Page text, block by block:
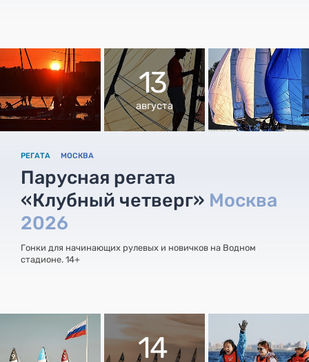
13
августа
РЕГАТА МОСКВА
Парусная регата
«Клубный четверг» Москва
2026
Гонки для начинающих рулевых и новичков на Водном
стадионе. 14+
14